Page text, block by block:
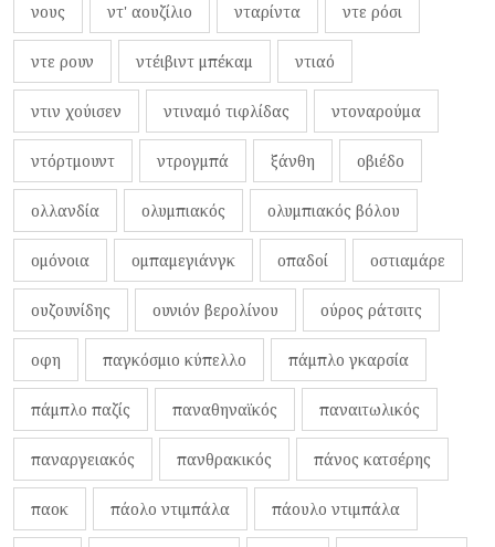
νους ντ' αουζίλιο νταρίντα ντε ρόσι
ντε ρουν ντέιβιντ μπέκαμ ντιαό
ντιν χούισεν ντιναμό τιφλίδας ντοναρούμα
ντόρτμουντ ντρογμπά ξάνθη οβιέδο
ολλανδία ολυμπιακός ολυμπιακός βόλου
ομόνοια ομπαμεγιάνγκ οπαδοί οστιαμάρε
ουζουνίδης ουνιόν βερολίνου ούρος ράτσιτς
οφη παγκόσμιο κύπελλο πάμπλο γκαρσία
πάμπλο παζίς παναθηναϊκός παναιτωλικός
παναργειακός πανθρακικός πάνος κατσέρης
παοκ πάολο ντιμπάλα πάουλο ντιμπάλα